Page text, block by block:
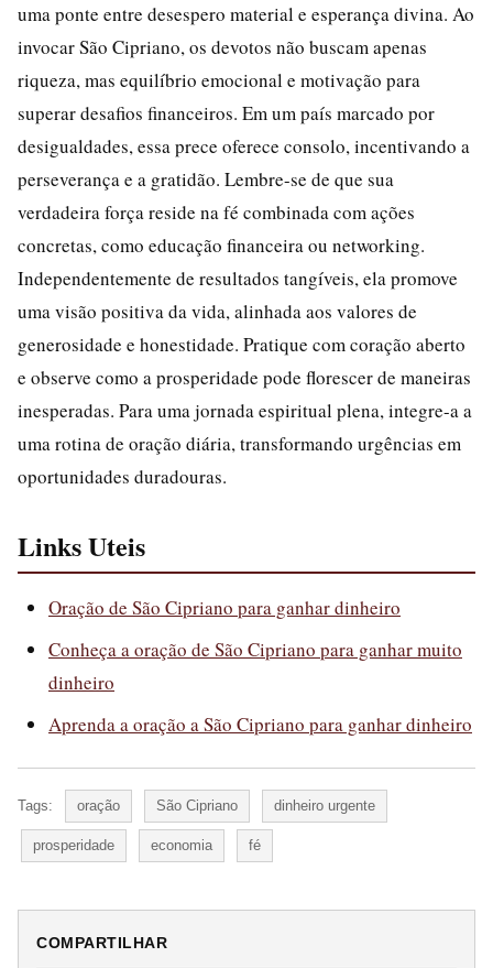
uma ponte entre desespero material e esperança divina. Ao
invocar São Cipriano, os devotos não buscam apenas
riqueza, mas equilíbrio emocional e motivação para
superar desafios financeiros. Em um país marcado por
desigualdades, essa prece oferece consolo, incentivando a
perseverança e a gratidão. Lembre-se de que sua
verdadeira força reside na fé combinada com ações
concretas, como educação financeira ou networking.
Independentemente de resultados tangíveis, ela promove
uma visão positiva da vida, alinhada aos valores de
generosidade e honestidade. Pratique com coração aberto
e observe como a prosperidade pode florescer de maneiras
inesperadas. Para uma jornada espiritual plena, integre-a a
uma rotina de oração diária, transformando urgências em
oportunidades duradouras.
Links Uteis
Oração de São Cipriano para ganhar dinheiro
Conheça a oração de São Cipriano para ganhar muito
dinheiro
Aprenda a oração a São Cipriano para ganhar dinheiro
Tags: oração São Cipriano dinheiro urgente
prosperidade economia fé
COMPARTILHAR